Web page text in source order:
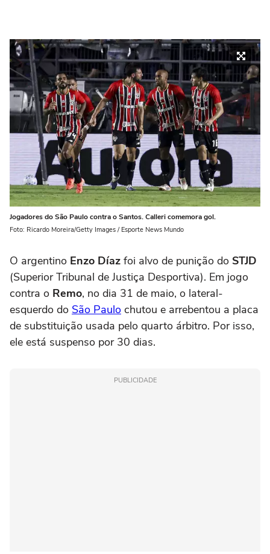
Jogadores do São Paulo contra o Santos. Calleri comemora gol.
Foto: Ricardo Moreira/Getty Images / Esporte News Mundo
O argentino Enzo Díaz foi alvo de punição do STJD
(Superior Tribunal de Justiça Desportiva). Em jogo
contra o Remo, no dia 31 de maio, o lateral-
esquerdo do São Paulo chutou e arrebentou a placa
de substituição usada pelo quarto árbitro. Por isso,
ele está suspenso por 30 dias.
PUBLICIDADE